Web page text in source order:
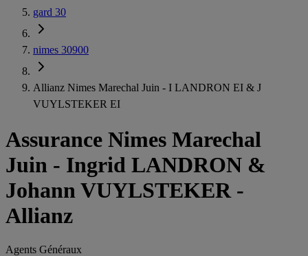
gard 30
nimes 30900
Allianz Nimes Marechal Juin - I LANDRON EI & J
VUYLSTEKER EI
Assurance Nimes Marechal
Juin - Ingrid LANDRON &
Johann VUYLSTEKER -
Allianz
Agents Généraux